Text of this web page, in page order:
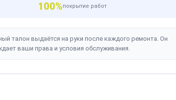
100%покрытие работ
талон выдаётся на руки после каждого ремонта. Он
ваши права и условия обслуживания.